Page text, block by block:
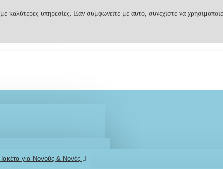
υπηρεσίες. Εάν συμφωνείτε με αυτό, συνεχίστε να
για Νονούς & Νονές